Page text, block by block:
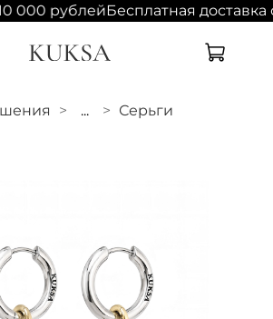
000 рублейБесплатная доставка
... Серьги